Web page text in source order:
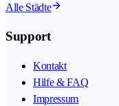
Alle Städte
Support
Kontakt
Hilfe & FAQ
Impressum